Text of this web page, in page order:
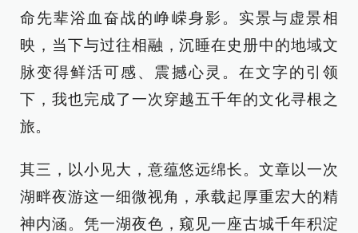
命先辈浴血奋战的峥嵘身影。实景与虚景相
映，当下与过往相融，沉睡在史册中的地域文
脉变得鲜活可感、震撼心灵。在文字的引领
下，我也完成了一次穿越五千年的文化寻根之
旅。
其三，以小见大，意蕴悠远绵长。文章以一次
湖畔夜游这一细微视角，承载起厚重宏大的精
神内涵。凭一湖夜色，窥见一座古城千年积淀